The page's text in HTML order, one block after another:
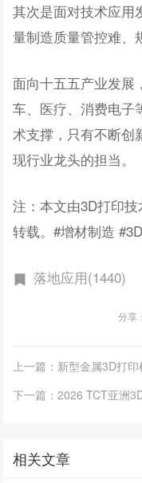
其次是面对技术应用
量制造质量管控难、
面向十五五产业发展
车、医疗、消费电子
术支撑，只有不断创
现行业龙头的担当。
注：本文由3D打印
转载。#增材制造
落地应用(1440)
分享：
上一篇：新型金属3D打
下一篇：2026 TCT亚洲
相关文章